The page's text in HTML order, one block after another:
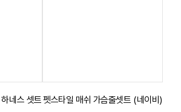
네스 셋트펫스타일 매쉬 가슴줄셋트 (네이비)